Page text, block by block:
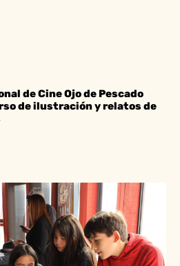
de Cine Ojo de Pescado
de ilustración y relatos de